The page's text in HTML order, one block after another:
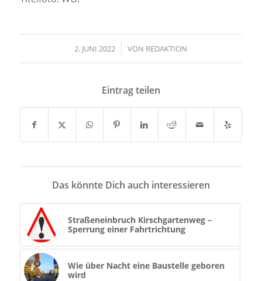
2. JUNI 2022
/ VON REDAKTION
Eintrag teilen
Das könnte Dich auch interessieren
Straßeneinbruch Kirschgartenweg –
Sperrung einer Fahrtrichtung
Wie über Nacht eine Baustelle geboren
wird